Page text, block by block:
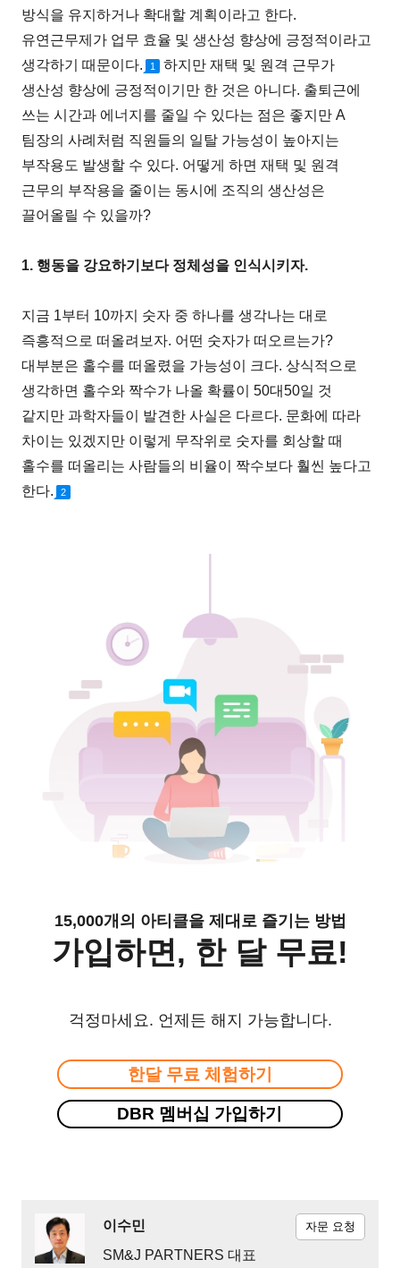
방식을 유지하거나 확대할 계획이라고 한다.
유연근무제가 업무 효율 및 생산성 향상에 긍정적이라고
생각하기 때문이다.
1
하지만 재택 및 원격 근무가
생산성 향상에 긍정적이기만 한 것은 아니다. 출퇴근에
쓰는 시간과 에너지를 줄일 수 있다는 점은 좋지만 A
팀장의 사례처럼 직원들의 일탈 가능성이 높아지는
부작용도 발생할 수 있다. 어떻게 하면 재택 및 원격
근무의 부작용을 줄이는 동시에 조직의 생산성은
끌어올릴 수 있을까?
1. 행동을 강요하기보다 정체성을 인식시키자.
지금 1부터 10까지 숫자 중 하나를 생각나는 대로
즉흥적으로 떠올려보자. 어떤 숫자가 떠오르는가?
대부분은 홀수를 떠올렸을 가능성이 크다. 상식적으로
생각하면 홀수와 짝수가 나올 확률이 50대50일 것
같지만 과학자들이 발견한 사실은 다르다. 문화에 따라
차이는 있겠지만 이렇게 무작위로 숫자를 회상할 때
홀수를 떠올리는 사람들의 비율이 짝수보다 훨씬 높다고
한다.
2
15,000개의 아티클을 제대로 즐기는 방법
가입하면, 한 달 무료!
걱정마세요. 언제든 해지 가능합니다.
한달 무료 체험하기
DBR 멤버십 가입하기
이수민
SM&J PARTNERS 대표
자문 요청